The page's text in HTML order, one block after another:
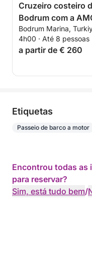
Cruzeiro costeiro
Bodrum com a
Bodrum Marina,
4h00 · Até 8 pessoas
a partir de € 260
Etiquetas
Passeio de barco a motor
Encontrou todas as
para reservar?
Sim, está tudo bem/